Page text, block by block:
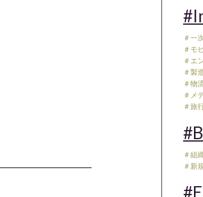
＃一
＃モ
＃エ
＃製
＃物
＃メ
＃旅
＃組
＃新